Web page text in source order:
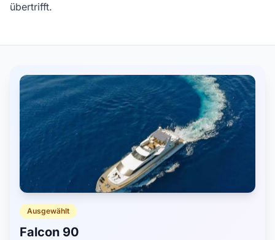
übertrifft.
Ausgewählt
Falcon 90